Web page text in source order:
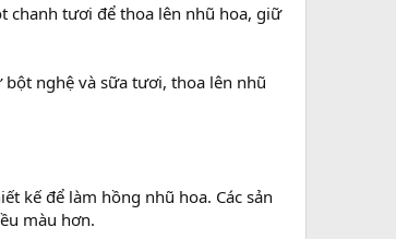
chanh tươi để thoa lên nhũ hoa, giữ
nghệ và sữa tươi, thoa lên nhũ
kế để làm hồng nhũ hoa. Các sản
màu hơn.